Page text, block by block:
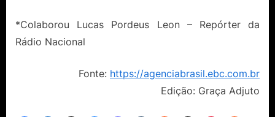
*Colaborou Lucas Pordeus Leon – Repórter da
Rádio Nacional
Fonte: https://agenciabrasil.ebc.com.br
Edição: Graça Adjuto